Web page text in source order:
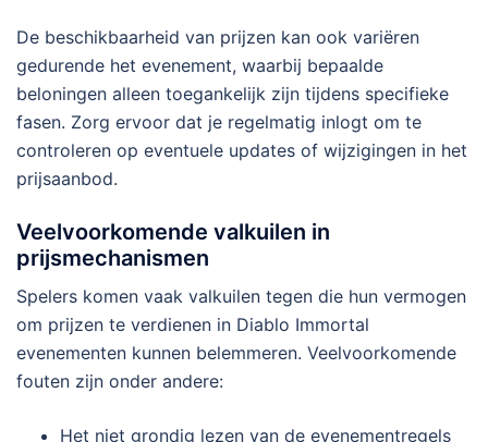
De beschikbaarheid van prijzen kan ook variëren
gedurende het evenement, waarbij bepaalde
beloningen alleen toegankelijk zijn tijdens specifieke
fasen. Zorg ervoor dat je regelmatig inlogt om te
controleren op eventuele updates of wijzigingen in het
prijsaanbod.
Veelvoorkomende valkuilen in
prijsmechanismen
Spelers komen vaak valkuilen tegen die hun vermogen
om prijzen te verdienen in Diablo Immortal
evenementen kunnen belemmeren. Veelvoorkomende
fouten zijn onder andere:
Het niet grondig lezen van de evenementregels